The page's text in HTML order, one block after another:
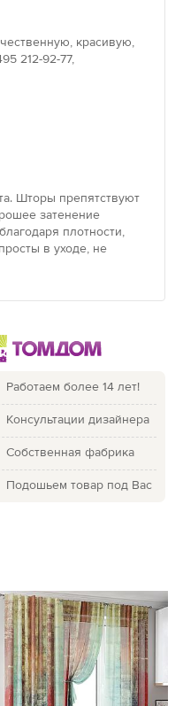
красивую,
212-92-77,
Шторы препятствуют
затенение
плотности,
в уходе, не
Работаем более 14 лет!
Консультации дизайнера
Собственная фабрика
Подошьем товар под Вас